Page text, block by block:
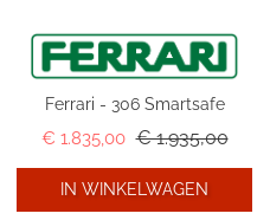
Ferrari - 306 Smartsafe
€ 1.835,00 Normale prijs
€ 1.935,00Prijs
IN WINKELWAGEN